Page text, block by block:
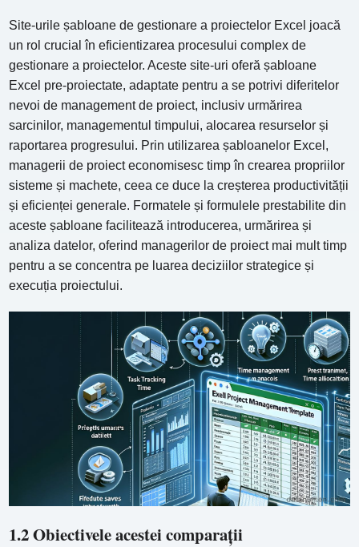
Site-urile șabloane de gestionare a proiectelor Excel joacă
un rol crucial în eficientizarea procesului complex de
gestionare a proiectelor. Aceste site-uri oferă șabloane
Excel pre-proiectate, adaptate pentru a se potrivi diferitelor
nevoi de management de proiect, inclusiv urmărirea
sarcinilor, managementul timpului, alocarea resurselor și
raportarea progresului. Prin utilizarea șabloanelor Excel,
managerii de proiect economisesc timp în crearea propriilor
sisteme și machete, ceea ce duce la creșterea productivității
și eficienței generale. Formatele și formulele prestabilite din
aceste șabloane facilitează introducerea, urmărirea și
analiza datelor, oferind managerilor de proiect mai mult timp
pentru a se concentra pe luarea deciziilor strategice și
execuția proiectului.
1.2 Obiectivele acestei comparații